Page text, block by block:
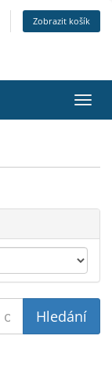
Zobrazit košík